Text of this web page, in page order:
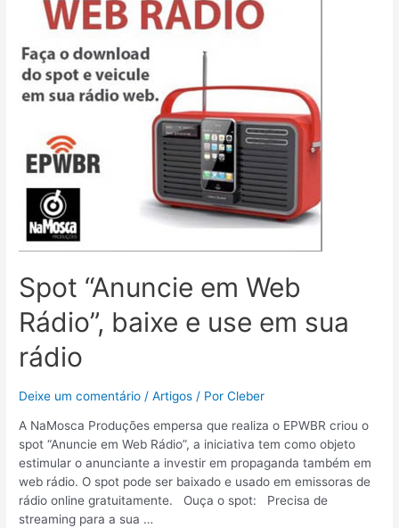
Spot “Anuncie em Web
Rádio”, baixe e use em sua
rádio
Deixe um comentário /Artigos / PorCleber
A NaMosca Produções empersa que realiza o EPWBR criou o
spot “Anuncie em Web Rádio”, a iniciativa tem como objeto
estimular o anunciante a investir em propaganda também em
web rádio. O spot pode ser baixado e usado em emissoras de
rádio online gratuitamente. Ouça o spot: Precisa de
streaming para a sua …